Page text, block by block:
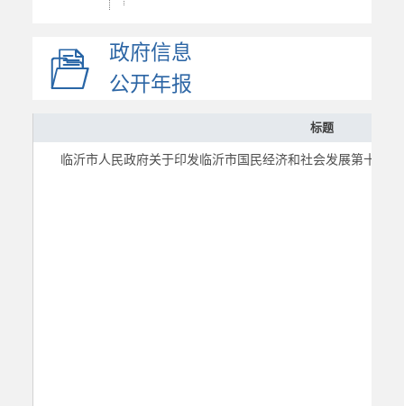
区域规划
国土空间规划
统计信息
政府信息
公开年报
标题
临沂市人民政府关于印发临沂市国民经济和社会发展第十四